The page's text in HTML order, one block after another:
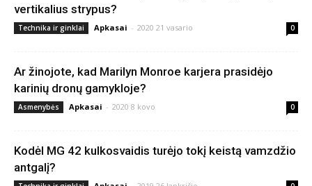
vertikalius strypus?
Technika ir ginklai Apkasai - 2020 21 vasario 0
Ar žinojote, kad Marilyn Monroe karjera prasidėjo
karinių dronų gamykloje?
Asmenybės Apkasai - 2020 8 kovo 0
Kodėl MG 42 kulkosvaidis turėjo tokį keistą vamzdžio
antgalį?